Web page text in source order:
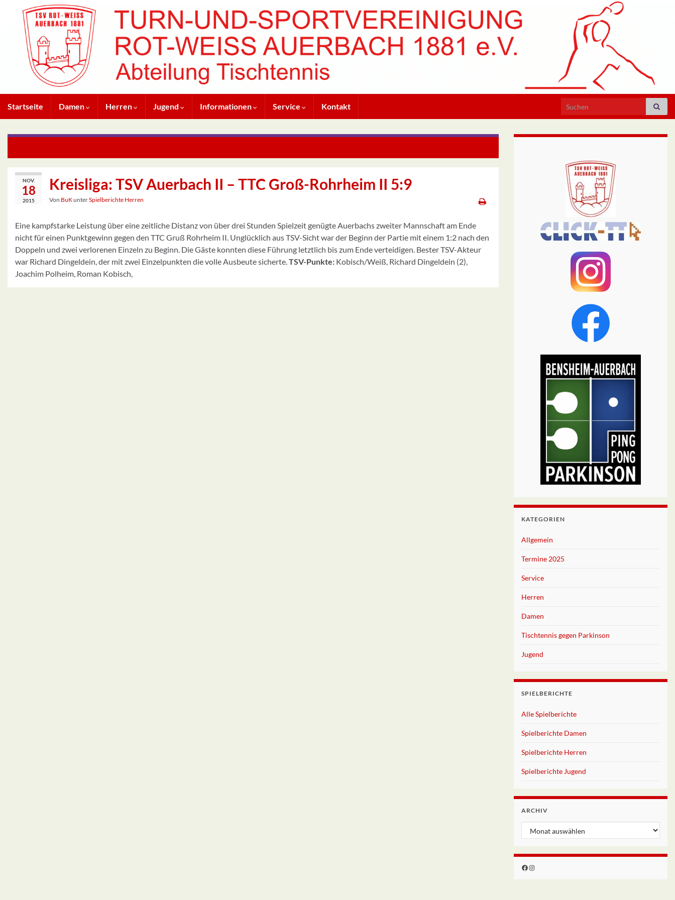
Startseite Damen Herren Jugend Informationen Service Kontakt Search for:
NOV.
18
2015
Kreisliga: TSV Auerbach II – TTC Groß-Rohrheim II 5:9
Von BuKunterSpielberichte Herren
Eine kampfstarke Leistung über eine zeitliche Distanz von über drei Stunden Spielzeit genügte Auerbachs zweiter Mannschaft am Ende
nicht für einen Punktgewinn gegen den TTC Gruß Rohrheim II. Unglücklich aus TSV-Sicht war der Beginn der Partie mit einem 1:2 nach den
Doppeln und zwei verlorenen Einzeln zu Beginn. Die Gäste konnten diese Führung letztlich bis zum Ende verteidigen. Bester TSV-Akteur
war Richard Dingeldein, der mit zwei Einzelpunkten die volle Ausbeute sicherte.TSV-Punkte: Kobisch/Weiß, Richard Dingeldein (2),
Joachim Polheim, Roman Kobisch,
KATEGORIEN
Allgemein
Termine 2025
Service
Herren
Damen
Tischtennis gegen Parkinson
Jugend
SPIELBERICHTE
Alle Spielberichte
Spielberichte Damen
Spielberichte Herren
Spielberichte Jugend
ARCHIV
Archiv
Facebook
Instagram